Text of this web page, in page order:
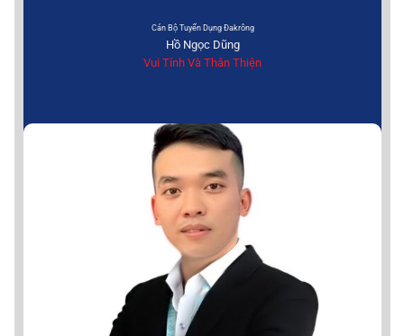
Cán Bộ Tuyển Dụng Đakrông
Hồ Ngọc Dũng
Vui Tính Và Thân Thiện